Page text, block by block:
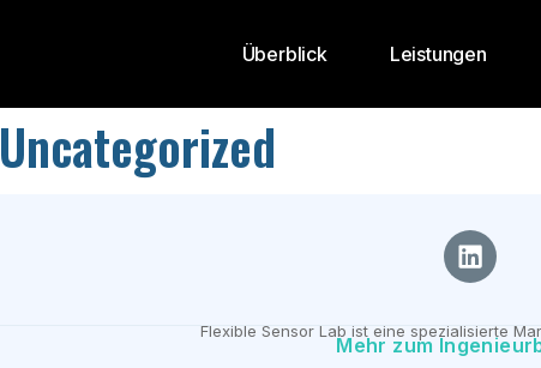
Überblick Leistungen
Uncategorized
Flexible Sensor Lab ist eine spezialisierte
Mehr zum